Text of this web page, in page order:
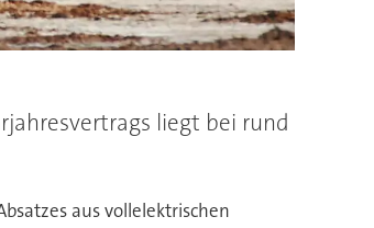
liegt bei rund
aus vollelektrischen